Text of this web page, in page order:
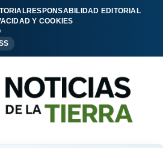
RESPONSABILIDAD EDITORIAL
Y COOKIES